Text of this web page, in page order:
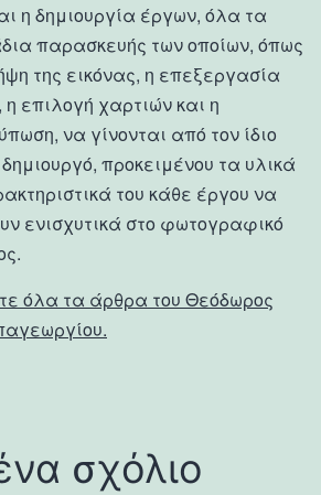
η δημιουργία έργων, όλα τα
παρασκευής των οποίων, όπως
της εικόνας, η επεξεργασία
η επιλογή χαρτιών και η
να γίνονται από τον ίδιο
δημιουργό, προκειμένου τα υλικά
του κάθε έργου να
ενισχυτικά στο φωτογραφικό
όλα τα άρθρα του Θεόδωρος
σχόλιο